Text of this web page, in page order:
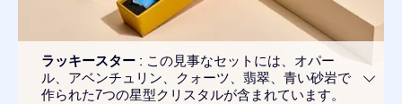
ラッキースター : この見事なセットには、オパー
ル、アベンチュリン、クォーツ、翡翠、青い砂岩で
作られた7つの星型クリスタルが含まれています。